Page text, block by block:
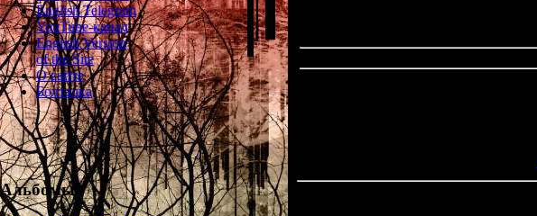
English Telegram
YouTube-канал
English Version
of the Site
О сайте
Болталка
Альбомы